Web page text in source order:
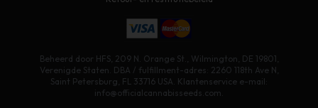
Beheerd door HFS, 209 N. Orange St., Wilmington, DE 19801,
Verenigde Staten. DBA / fulfillment-adres: 2260 118th Ave N,
Saint Petersburg, FL 33716 USA. Klantenservice e-mail:
info@officialcannabisseeds.com.